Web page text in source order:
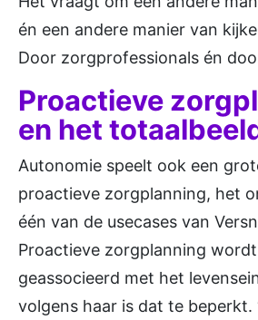
én een andere manier van
Door zorgprofessionals én
Proactieve
en het
Autonomie speelt ook een
proactieve zorgplanning, het
één van de usecases van
Proactieve zorgplanning
geassocieerd met het
volgens haar is dat te beperkt.